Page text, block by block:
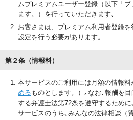
ムプレミアムユーザー登録（以下「
ます。）を行っていただきます｡
お客さまは、プレミアム利用者登録
設定を行う必要があります。
第２条（情報料）
本サービスのご利用には月額の情報料
める ものとします。）｡なお､報酬を
する弁護士法第72条を遵守するため
サービスのうち､みんなの法律相談（